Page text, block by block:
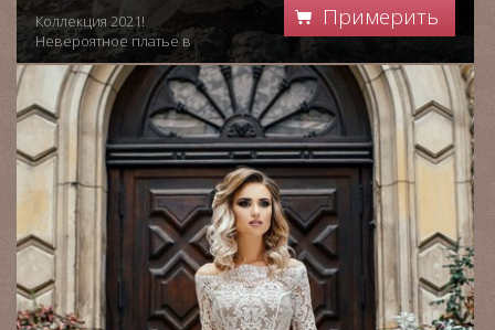
Коллекция 2021!
Невероятное платье в
блистающей красоте.
Новейшая коллекция этого
года для самой красивой из
невест. Ты можешь
почувствовать себя
особенной в этом платье и
очаровать всех тебя
окружающих. Платье
полностью покрыто
россыпью и паетками.
Блистает даже в самую
темную ночь
Примерить